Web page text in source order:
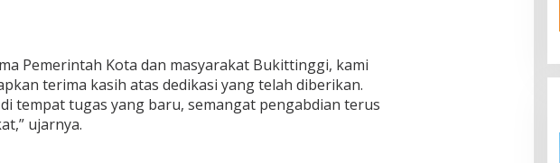
Pemerintah Kota dan masyarakat Bukittinggi, kami
terima kasih atas dedikasi yang telah diberikan.
tempat tugas yang baru, semangat pengabdian terus
ujarnya.